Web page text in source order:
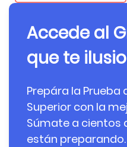
Accede al
que te
Prepára la Prueba
Superior con la
Súmate a cientos
están